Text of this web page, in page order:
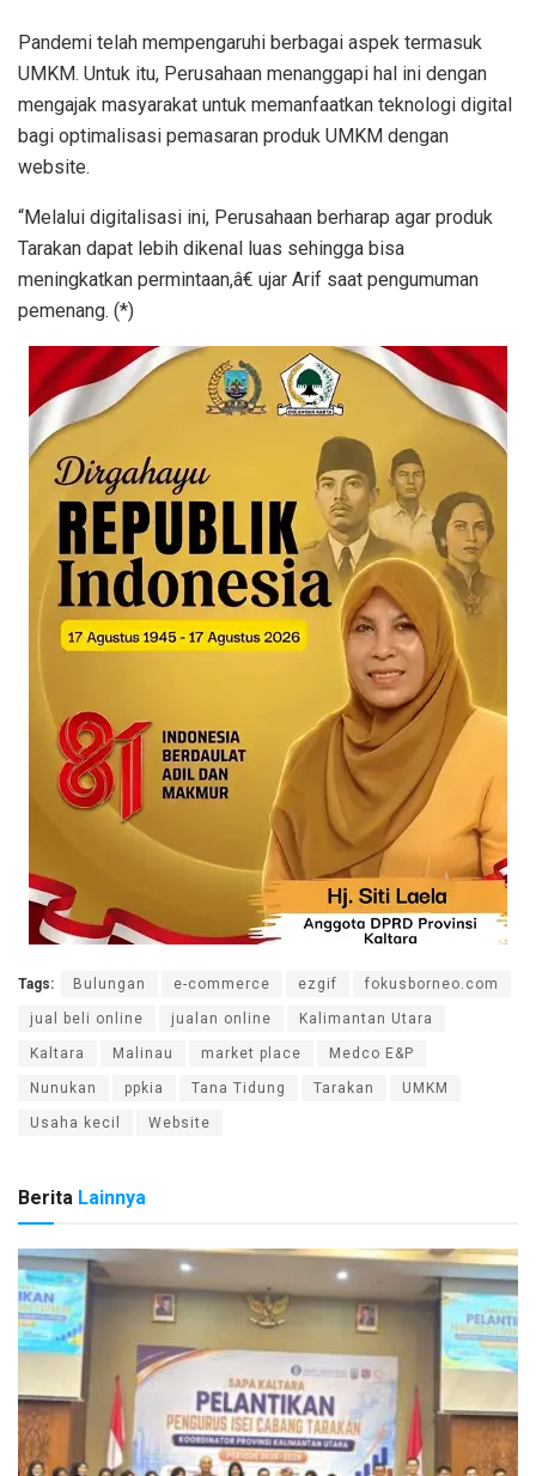
Pandemi telah mempengaruhi berbagai aspek termasuk
UMKM. Untuk itu, Perusahaan menanggapi hal ini dengan
mengajak masyarakat untuk memanfaatkan teknologi digital
bagi optimalisasi pemasaran produk UMKM dengan
website.
“Melalui digitalisasi ini, Perusahaan berharap agar produk
Tarakan dapat lebih dikenal luas sehingga bisa
meningkatkan permintaan,â€ ujar Arif saat pengumuman
pemenang. (*)
Tags: Bulungan e-commerce ezgif fokusborneo.com
jual beli online jualan online Kalimantan Utara
Kaltara Malinau market place Medco E&P
Nunukan ppkia Tana Tidung Tarakan UMKM
Usaha kecil Website
Berita Lainnya